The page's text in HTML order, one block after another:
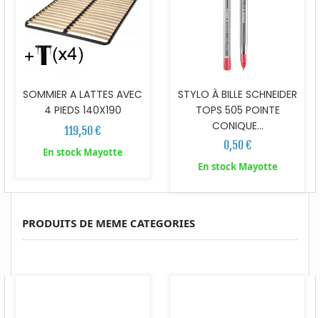
SOMMIER A LATTES AVEC
4 PIEDS 140X190
119,50 €
En stock Mayotte
STYLO À BILLE SCHNEIDER
TOPS 505 POINTE
CONIQUE...
0,50 €
En stock Mayotte
PRODUITS DE MEME CATEGORIES